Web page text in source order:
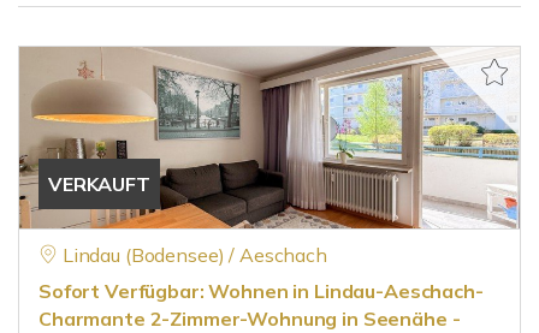
VERKAUFT
Lindau (Bodensee) / Aeschach
Sofort Verfügbar: Wohnen in Lindau-Aeschach-
Charmante 2-Zimmer-Wohnung in Seenähe -